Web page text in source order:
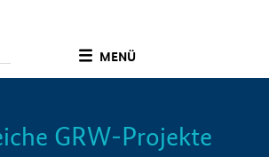
MENÜ
Info
GRW-Projekte